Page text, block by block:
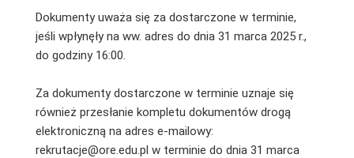
Dokumenty uważa się za dostarczone w terminie,
jeśli wpłynęły na ww. adres do dnia 31 marca 2025 r.,
do godziny 16:00.
Za dokumenty dostarczone w terminie uznaje się
również przesłanie kompletu dokumentów drogą
elektroniczną na adres e-mailowy:
rekrutacje@ore.edu.pl w terminie do dnia 31 marca